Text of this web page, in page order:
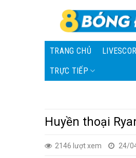
content
TRANG CHỦ
TRỰC TIẾP
Huyền thoại
2146 lượt xem 24/